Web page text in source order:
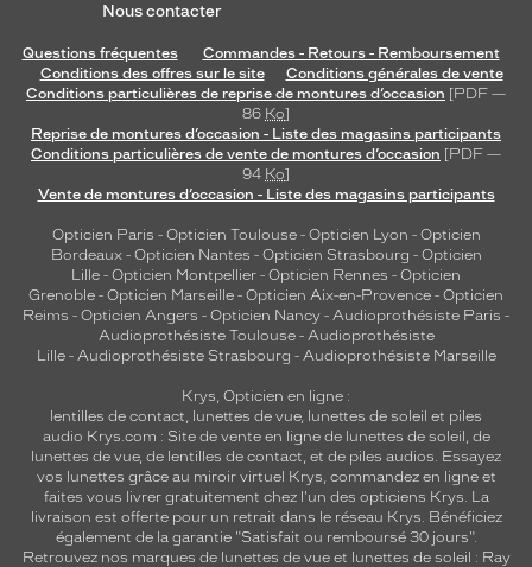
Nous contacter
Questions fréquentes
Commandes - Retours - Remboursement
Conditions des offres sur le site
Conditions générales de vente
Conditions particulières de reprise de montures d’occasion [PDF —
86 Ko]
Reprise de montures d’occasion - Liste des magasins participants
Conditions particulières de vente de montures d’occasion [PDF —
94 Ko]
Vente de montures d’occasion - Liste des magasins participants
Opticien Paris - Opticien Toulouse- Opticien Lyon - Opticien
Bordeaux- Opticien Nantes - Opticien Strasbourg - Opticien
Lille - Opticien Montpellier - Opticien Rennes - Opticien
Grenoble - Opticien Marseille - Opticien Aix-en-Provence - Opticien
Reims - Opticien Angers - Opticien Nancy - Audioprothésiste Paris -
Audioprothésiste Toulouse- Audioprothésiste
Lille- Audioprothésiste Strasbourg - Audioprothésiste Marseille
Krys, Opticien en ligne :
lentilles de contact lunettes de vue, lunettes de soleil et piles
audio Krys.com : Site de vente en ligne de lunettes de soleil, de
lunettes de vue, de lentilles de contact , et de piles audios. Essayez
vos lunettes grâce au miroir virtuel Krys, commandez en ligne et
faites vous livrer gratuitement chez l'un des opticiens Krys. La
livraison est offerte pour un retrait dans le réseau Krys. Bénéficiez
également de la garantie "Satisfait ou remboursé 30 jours".
Retrouvez nos marques de lunettes de vue et lunettes de soleil : Ray